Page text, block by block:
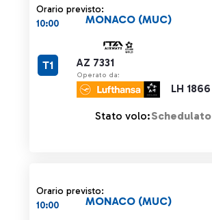
Orario previsto:
10:00
AZ 7331
Operato da:
LH 1866
MONACO (MUC)
T1
Stato volo:Schedulato
Orario previsto:
10:00
MONACO (MUC)